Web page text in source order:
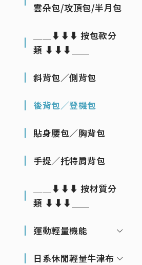
雲朵包/攻頂包/半月包
＿＿⬇⬇⬇ 按包款分
類 ⬇⬇⬇＿＿
斜背包／側背包
後背包／登機包
貼身腰包／胸背包
手提／托特肩背包
＿＿⬇⬇⬇ 按材質分
類 ⬇⬇⬇＿＿
運動輕量機能
日系休閒輕量牛津布